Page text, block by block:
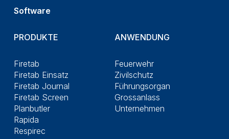
Software
PRODUKTE
Firetab
Firetab Einsatz
Firetab Journal
Firetab Screen
Planbutler
Rapida
Respirec
ANWENDUNG
Feuerwehr
Zivilschutz
Führungsorgan
Grossanlass
Unternehmen